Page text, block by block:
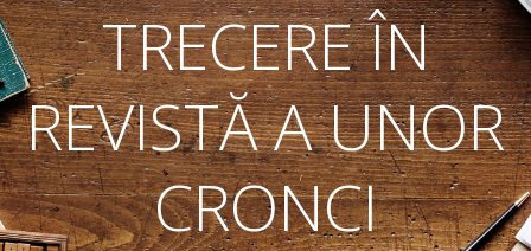
TRECERE ÎN
REVISTĂ A UNOR
CRONCI